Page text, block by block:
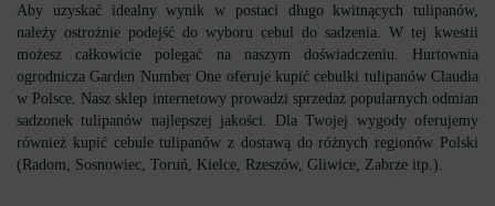
Aby uzyskać idealny wynik w postaci długo kwitnących tulipanów,
należy ostrożnie podejść do wyboru cebul do sadzenia. W tej kwestii
możesz całkowicie polegać na naszym doświadczeniu. Hurtownia
ogrodnicza Garden Number One oferuje kupić cebulki tulipanów Claudia
w Polsce. Nasz sklep internetowy prowadzi sprzedaż popularnych odmian
sadzonek tulipanów najlepszej jakości. Dla Twojej wygody oferujemy
również kupić cebule tulipanów z dostawą do różnych regionów Polski
(Radom, Sosnowiec, Toruń, Kielce, Rzeszów, Gliwice, Zabrze itp.).